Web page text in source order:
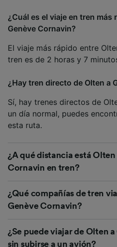
¿Cuál es el viaje en tren más
Genève Cornavin?
El viaje más rápido entre
tren es de 2 horas y 7
¿Hay tren directo de Olten a
Sí, hay trenes directos de
un día normal, puedes
esta ruta.
¿A qué distancia está Olten
Cornavin en tren?
¿Qué compañías de tren
Genève Cornavin?
¿Se puede viajar de Olten
sin subirse a un avión?